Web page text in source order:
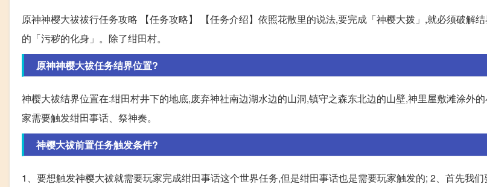
原神神樱大祓祓行任务攻略 【任务攻略】 【任务介绍】依照花散里的说法,要完成「神樱大拨」,就必须破解
的「污秽的化身」。除了绀田村。
原神神樱大祓任务结界位置?
神樱大祓结界位置在:绀田村井下的地底,废弃神社南边湖水边的山洞,镇守之森东北边的山壁,神里屋敷滩涂外
家需要触发绀田事话、祭神奏。
神樱大祓前置任务触发条件?
1、要想触发神樱大祓就需要玩家完成绀田事话这个世界任务,但是绀田事话也是需要玩家触发的; 2、首先我